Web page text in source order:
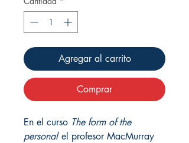
Agregar al carrito
Comprar
En el curso The form of the
personalel profesor MacMurray